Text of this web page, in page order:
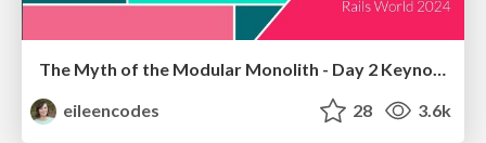
The Myth of the Modular Monolith - Day 2 Keynote - Rails World 2024
eileencodes
28 3.6k